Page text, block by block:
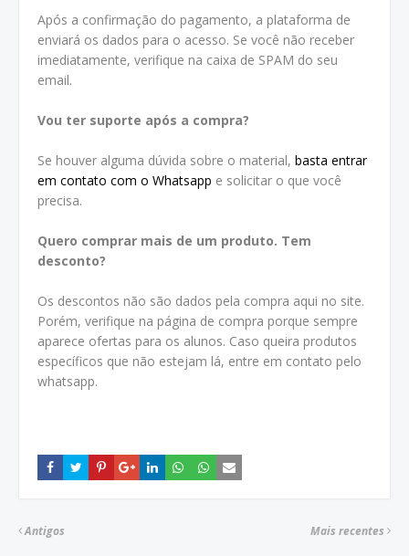
Após a confirmação do pagamento, a plataforma de
enviará os dados para o acesso. Se você não receber
imediatamente, verifique na caixa de SPAM do seu
email.
Vou ter suporte após a compra?
Se houver alguma dúvida sobre o material, basta entrar
em contato com o Whatsapp e solicitar o que você
precisa.
Quero comprar mais de um produto. Tem
desconto?
Os descontos não são dados pela compra aqui no site.
Porém, verifique na página de compra porque sempre
aparece ofertas para os alunos. Caso queira produtos
específicos que não estejam lá, entre em contato pelo
whatsapp.
Mais recentes
Antigos